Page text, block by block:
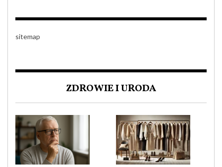
sitemap
ZDROWIE I URODA